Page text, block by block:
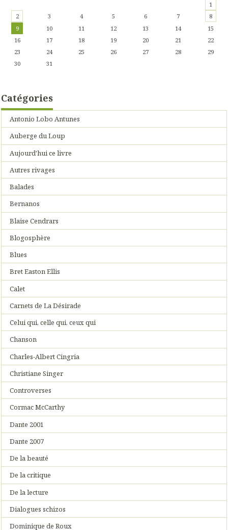
1
2
3 4 5 6 7
8
9
10 11 12 13 14
15
16
17 18 19 20 21
22
23
24 25 26 27 28
29
30
31
Catégories
Antonio Lobo Antunes
Auberge du Loup
Aujourd'hui ce livre
Autres rivages
Balades
Bernanos
Blaise Cendrars
Blogosphère
Blues
Bret Easton Ellis
Calet
Carnets de La Désirade
Celui qui, celle qui, ceux qui
Chanson
Charles-Albert Cingria
Christiane Singer
Controverses
Cormac McCarthy
Dante 2001
Dante 2007
De la beauté
De la critique
De la lecture
Dialogues schizos
Dominique de Roux